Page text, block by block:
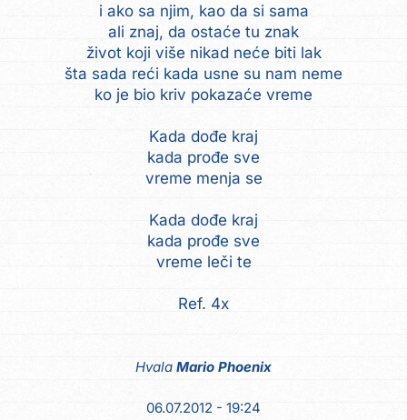
i ako sa njim, kao da si sama
ali znaj, da ostaće tu znak
život koji više nikad neće biti lak
šta sada reći kada usne su nam neme
ko je bio kriv pokazaće vreme
Kada dođe kraj
kada prođe sve
vreme menja se
Kada dođe kraj
kada prođe sve
vreme leči te
Ref. 4x
Hvala Mario Phoenix
06.07.2012 - 19:24